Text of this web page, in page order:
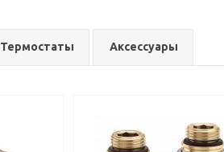
Термостаты Аксессуары